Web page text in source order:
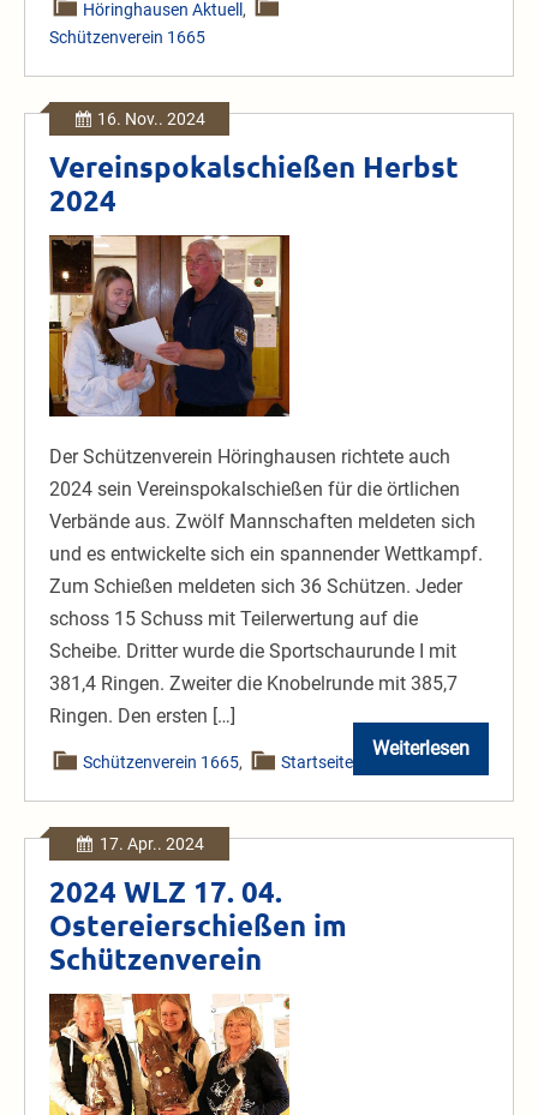
Höringhausen Aktuell ,
Schützenverein 1665
16. Nov.. 2024
Vereinspokalschießen Herbst
2024
Vereinspokalschießen
Herbst
2024
Der Schützenverein Höringhausen richtete auch
2024 sein Vereinspokalschießen für die örtlichen
Verbände aus. Zwölf Mannschaften meldeten sich
und es entwickelte sich ein spannender Wettkampf.
Zum Schießen meldeten sich 36 Schützen. Jeder
schoss 15 Schuss mit Teilerwertung auf die
Scheibe. Dritter wurde die Sportschaurunde I mit
381,4 Ringen. Zweiter die Knobelrunde mit 385,7
Ringen. Den ersten […]
Weiterlesen
Herbst
Schützenverein 1665, Startseite
17. Apr.. 2024
2024 WLZ 17. 04.
Ostereierschießen im
Schützenverein
2024
WLZ
17.
04.